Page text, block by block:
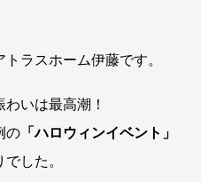
ラスホーム伊藤です。
いは最高潮！
の 「ハロウィンイベント」
した。